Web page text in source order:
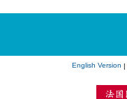
English Version |